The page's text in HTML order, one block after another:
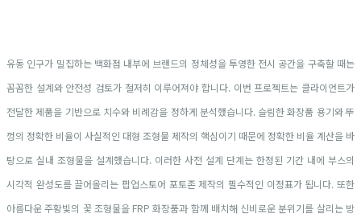
유동 인구가 밀집하는 백화점 내부에 브랜드의 정체성을 투영한 전시 공간을 구축할 때는
꼼꼼한 설계와 안전성 검토가 철저히 이루어져야 합니다. 이번 프로젝트는 클라이언트가
전달한 제품을 기반으로 치수와 비례감을 정하게 분석했습니다. 슬림한 화장품 용기와 뚜
껑의 정확한 비율이 사실적인 대형 조형물 제작의 핵심이기 때문에 정확한 비율 계산을 바
탕으로 실내 조형물을 설계했습니다. 이러한 사전 설계 단계는 한정된 기간 내에 부스의
시각적 완성도를 끌어올리는 팝업스토어 포토존 제작의 필수적인 이정표가 됩니다. 또한
아름다운 주황빛의 꽃 조형물을 FRP 화장품과 함께 배치해 신비로운 분위기를 살리는 방